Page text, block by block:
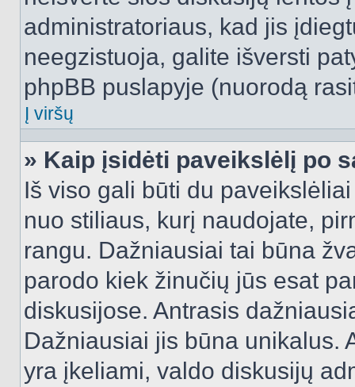
administratoriaus, kad jis
neegzistuoja, galite išversti
phpBB puslapyje (nuorodą
Į viršų
» Kaip įsidėti paveikslėlį po
Iš viso gali būti du
nuo stiliaus, kurį naudojate,
rangu. Dažniausiai tai būna
parodo kiek žinučių jūs esat
diskusijose. Antrasis
Dažniausiai jis būna unikalus.
yra įkeliami, valdo diskusijų